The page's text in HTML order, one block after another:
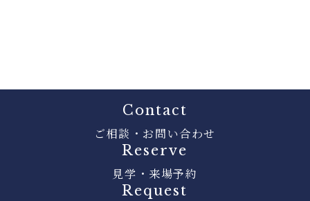
Contact
ご相談・お問い合わせ
Reserve
見学・来場予約
Request